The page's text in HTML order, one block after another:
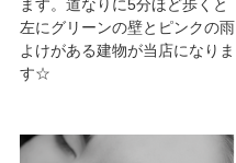
ます。道なりに5分ほど歩くと
左にグリーンの壁とピンクの雨
よけがある建物が当店になりま
す☆